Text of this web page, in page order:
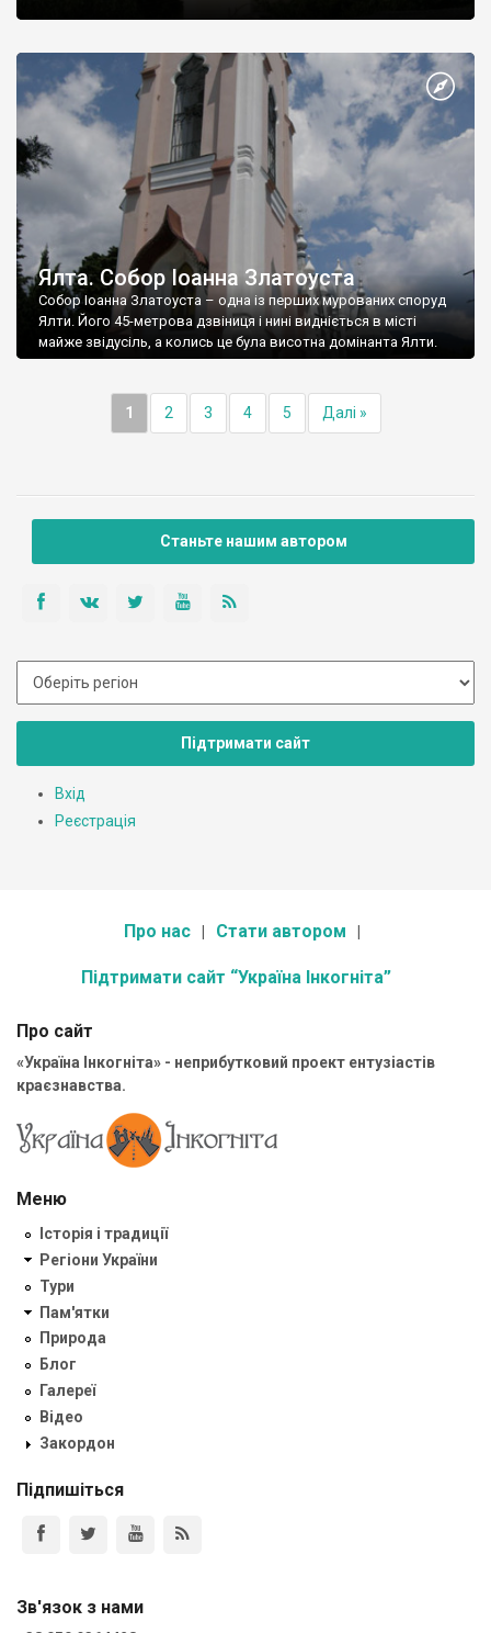
Ялта. Собор Іоанна Златоуста
Собор Іоанна Златоуста – одна із перших мурованих споруд
Ялти. Його 45-метрова дзвіниця і нині видніється в місті
майже звідусіль, а колись це була висотна домінанта Ялти.
1 2 3 4 5 Далі »
Станьте нашим автором
Підтримати сайт
Вхід
Реєстрація
Про нас Стати автором
Підтримати сайт “Україна Інкогніта”
Про сайт
«Україна Інкогніта» - неприбутковий проект ентузіастів
краєзнавства.
Меню
Історія і традиції
Регіони України
Тури
Пам'ятки
Природа
Блог
Галереї
Відео
Закордон
Підпишіться
Зв'язок з нами